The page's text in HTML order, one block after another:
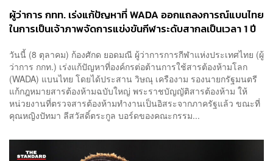
ผู้ว่าการ กทท. เร่งแก้ปัญหาที่ WADA ออกแถลงการณ์แบนไทย
ในการเป็นเจ้าภาพจัดการแข่งขันกีฬาระดับสากลเป็นเวลา 1 ปี
วันนี้ (8 ตุลาคม) ก้องศักด ยอดมณี ผู้ว่าการการกีฬาแห่งประเทศไทย (ผู้
ว่าการ กกท.) เร่งแก้ปัญหาที่องค์กรต่อต้านการใช้สารต้องห้ามโลก
(WADA) แบนไทย โดยได้ประสาน วิษณุ เครืองาม รองนายกรัฐมนตรี
แก้กฎหมายสารต้องห้ามฉบับใหญ่ พระราชบัญญัติสารต้องห้าม ให้
หน่วยงานที่ตรวจสารต้องห้ามทำงานเป็นอิสระจากภาครัฐแล้ว ขณะที่
คุณหญิงปัทมา ลีสวัสดิ์ตระกูล บอร์ดของคณะกรรม...